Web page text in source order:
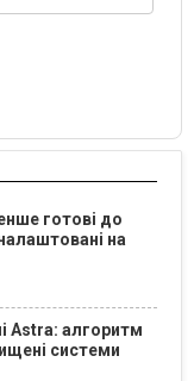
готові до
на
Astra: алгоритм
системи